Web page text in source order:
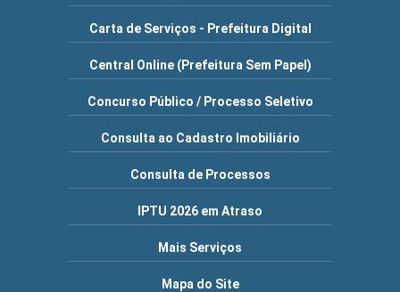
Carta de Serviços - Prefeitura Digital
Central Online (Prefeitura Sem Papel)
Concurso Público / Processo Seletivo
Consulta ao Cadastro Imobiliário
Consulta de Processos
IPTU 2026 em Atraso
Mais Serviços
Mapa do Site